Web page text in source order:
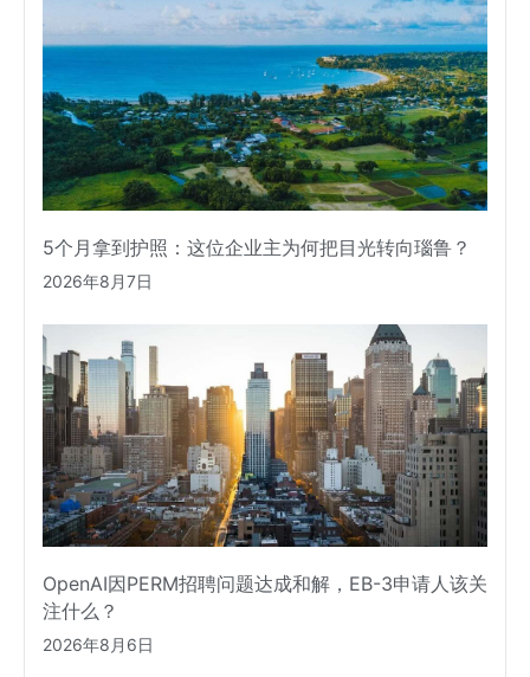
5个月拿到护照：这位企业主为何把目光转向瑙鲁？
2026年8月7日
OpenAI因PERM招聘问题达成和解，EB-3申请人该关
注什么？
2026年8月6日